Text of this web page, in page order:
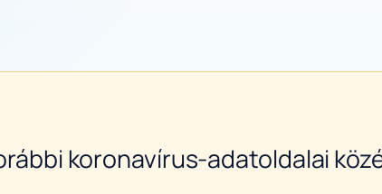
koronavírus-adatoldalai